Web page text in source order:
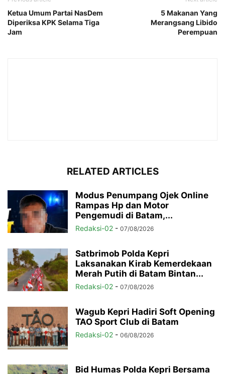
Ketua Umum Partai NasDem
Diperiksa KPK Selama Tiga
Jam
5 Makanan Yang
Merangsang Libido
Perempuan
RELATED ARTICLES
Modus Penumpang Ojek Online
Rampas Hp dan Motor
Pengemudi di Batam,...
Redaksi-02 - 07/08/2026
Satbrimob Polda Kepri
Laksanakan Kirab Kemerdekaan
Merah Putih di Batam Bintan...
Redaksi-02 - 07/08/2026
Wagub Kepri Hadiri Soft Opening
TAO Sport Club di Batam
Redaksi-02 - 06/08/2026
Bid Humas Polda Kepri Bersama